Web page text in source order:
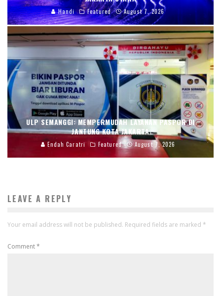
Handi Featured August 7, 2026
ULP SEMANGGI: MEMPERMUDAH LAYANAN PASPOR DI
JANTUNG KOTA JAKARTA
Endah Caratri Featured August 7, 2026
LEAVE A REPLY
Your email address will not be published. Required fields are marked *
Comment*